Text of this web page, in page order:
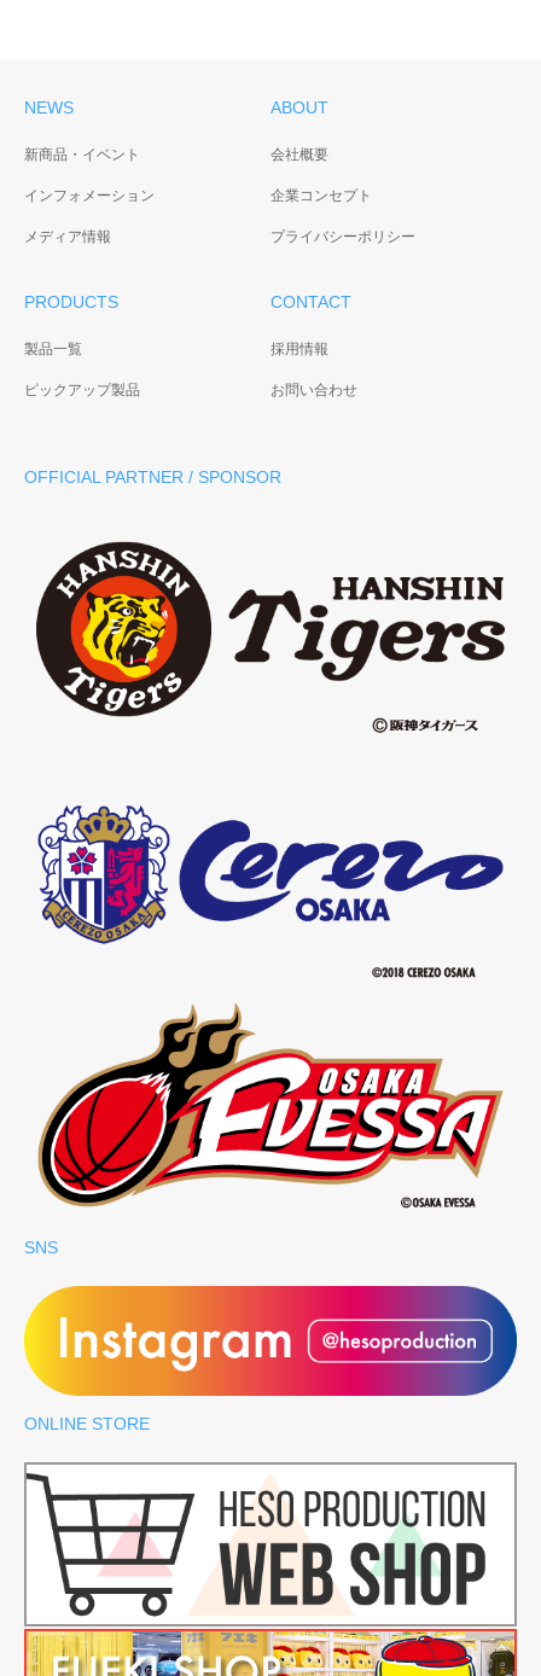
NEWS
新商品・イベント
インフォメーション
メディア情報
ABOUT
会社概要
企業コンセプト
プライバシーポリシー
PRODUCTS
製品一覧
ピックアップ製品
CONTACT
採用情報
お問い合わせ
OFFICIAL PARTNER / SPONSOR
SNS
ONLINE STORE